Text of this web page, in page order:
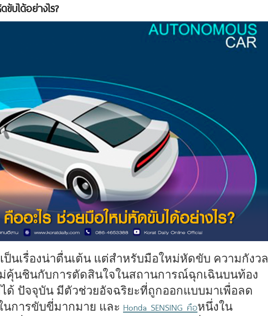
บได้อย่างไร?
องน่าตื่นเต้น แต่สำหรับมือใหม่หัดขับ ความกังวล
คุ้นชินกับการตัดสินใจในสถานการณ์ฉุกเฉินบนท้อง
ได้ ปัจจุบัน มีตัวช่วยอัจฉริยะที่ถูกออกแบบมาเพื่อลด
นการขับขี่มากมาย และ Honda SENSING คือหนึ่งใน